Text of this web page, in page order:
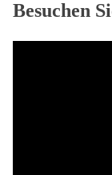
Besuchen